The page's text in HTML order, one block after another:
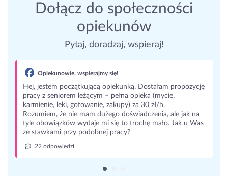
Dołącz do społeczności
opiekunów
Pytaj, doradzaj, wspieraj!
Opiekunowie, wspierajmy się!
Hej, jestem początkującą opiekunką. Dostałam propozycję
pracy z seniorem leżącym – pełna opieka (mycie,
karmienie, leki, gotowanie, zakupy) za 30 zł/h.
Rozumiem, że nie mam dużego doświadczenia, ale jak na
tyle obowiązków wydaje mi się to trochę mało. Jak u Was
ze stawkami przy podobnej pracy?
22 odpowiedzi